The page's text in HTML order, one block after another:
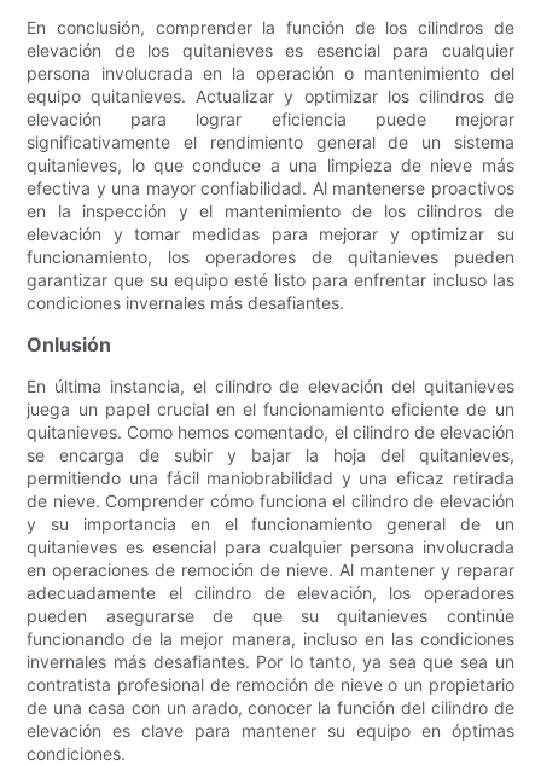
En conclusión, comprender la función de los cilindros de
elevación de los quitanieves es esencial para cualquier
persona involucrada en la operación o mantenimiento del
equipo quitanieves. Actualizar y optimizar los cilindros de
elevación para lograr eficiencia puede mejorar
significativamente el rendimiento general de un sistema
quitanieves, lo que conduce a una limpieza de nieve más
efectiva y una mayor confiabilidad. Al mantenerse proactivos
en la inspección y el mantenimiento de los cilindros de
elevación y tomar medidas para mejorar y optimizar su
funcionamiento, los operadores de quitanieves pueden
garantizar que su equipo esté listo para enfrentar incluso las
condiciones invernales más desafiantes.
Onlusión
En última instancia, el cilindro de elevación del quitanieves
juega un papel crucial en el funcionamiento eficiente de un
quitanieves. Como hemos comentado, el cilindro de elevación
se encarga de subir y bajar la hoja del quitanieves,
permitiendo una fácil maniobrabilidad y una eficaz retirada
de nieve. Comprender cómo funciona el cilindro de elevación
y su importancia en el funcionamiento general de un
quitanieves es esencial para cualquier persona involucrada
en operaciones de remoción de nieve. Al mantener y reparar
adecuadamente el cilindro de elevación, los operadores
pueden asegurarse de que su quitanieves continúe
funcionando de la mejor manera, incluso en las condiciones
invernales más desafiantes. Por lo tanto, ya sea que sea un
contratista profesional de remoción de nieve o un propietario
de una casa con un arado, conocer la función del cilindro de
elevación es clave para mantener su equipo en óptimas
condiciones.